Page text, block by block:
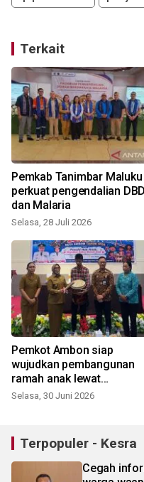
Terkait
Pemkab Tanimbar Maluku
perkuat pengendalian DBD
dan Malaria
Selasa, 28 Juli 2026
Pemkot Ambon siap
wujudkan pembangunan
ramah anak lewat
musrenbang anak 2026
Selasa, 30 Juni 2026
Terpopuler - Kesra
Cegah